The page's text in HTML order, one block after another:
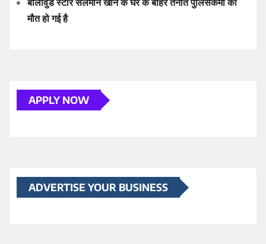
मौत हो गई है
APPLY NOW
ADVERTISE YOUR BUSINESS